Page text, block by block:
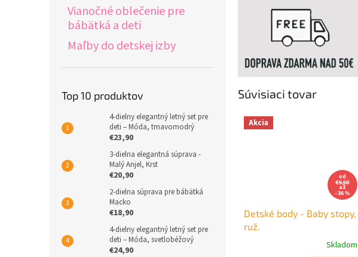
Vianočné oblečenie pre
bábätká a deti
Maľby do detskej izby
Top 10 produktov
4-dielny elegantný letný set pre
deti – Móda, tmavomodrý
€23,90
3-dielna elegantná súprava -
Malý Anjel, Krst
€20,90
2-dielna súprava pre bábätká
Macko
€18,90
4-dielny elegantný letný set pre
deti – Móda, svetlobéžový
€24,90
Súvisiaci tovar
Akcia
od
€5,50
až
–36 %
Detské body - Baby stopy,
ruž.
Skladom